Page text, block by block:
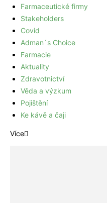
Farmaceutické firmy
Stakeholders
Covid
Adman´s Choice
Farmacie
Aktuality
Zdravotnictví
Věda a výzkum
Pojištění
Ke kávě a čaji
Více